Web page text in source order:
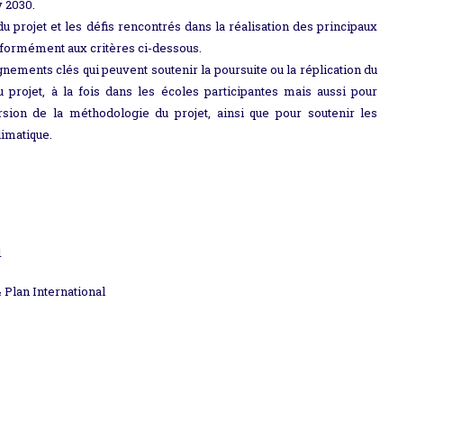
2030.
projet et les défis rencontrés dans la réalisation des principaux
aux critères ci-dessous.
clés qui peuvent soutenir la poursuite ou la réplication du
projet, à la fois dans les écoles participantes mais aussi pour
de la méthodologie du projet, ainsi que pour soutenir les
Plan International